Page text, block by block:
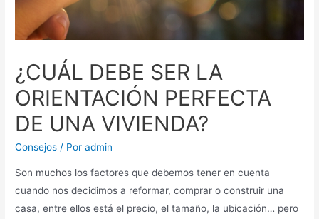
¿CUÁL DEBE SER LA
ORIENTACIÓN PERFECTA
DE UNA VIVIENDA?
Consejos / Poradmin
Son muchos los factores que debemos tener en cuenta
cuando nos decidimos a reformar, comprar o construir una
casa, entre ellos está el precio, el tamaño, la ubicación… pero